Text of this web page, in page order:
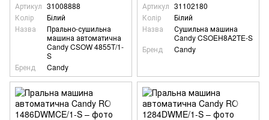
Артикул 31008888
Колір
Білий
Назва
Прально-сушильна
машина автоматична
Candy CSOW 4855T/1-
S
Бренд
Candy
Артикул 31102180
Колір
Білий
Назва
Сушильна машина
Candy CSOEH8A2TE-S
Бренд
Candy